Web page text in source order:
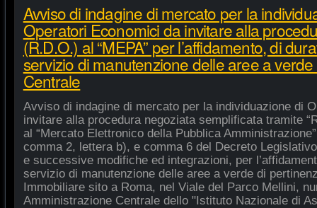
Avviso di indagine di mercato per la
Operatori Economici da invitare alla
(R.D.O.) al “MEPA” per l’affidamento, di
servizio di manutenzione delle aree a
Centrale
Avviso di indagine di mercato per la individuazione di
invitare alla procedura negoziata semplificata tramite
al “Mercato Elettronico della Pubblica
comma 2, lettera b), e comma 6 del Decreto
e successive modifiche ed integrazioni, per
servizio di manutenzione delle aree a verde di
Immobiliare sito a Roma, nel Viale del Parco Mellini,
Amministrazione Centrale dello "Istituto Nazionale di